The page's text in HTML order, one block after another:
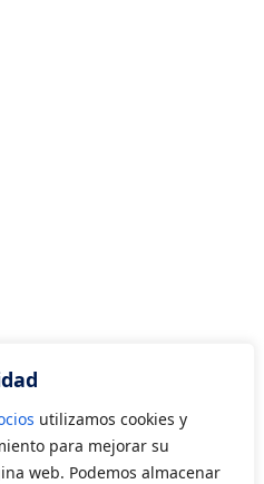
utilizamos cookies y
para mejorar su
web. Podemos almacenar